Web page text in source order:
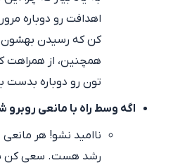
اهدافت رو دوباره
کن که رسیدن بهشون
همچنین، از همراهت
تون رو دوباره بدست
اگه وسط راه با مانعی روبرو
ناامید نشو! هر
رشد هست. سعی کن